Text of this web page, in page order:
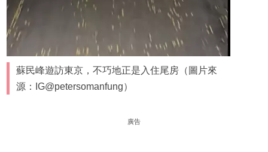
蘇民峰遊訪東京，不巧地正是入住尾房（圖片來
源：IG@petersomanfung）
廣告